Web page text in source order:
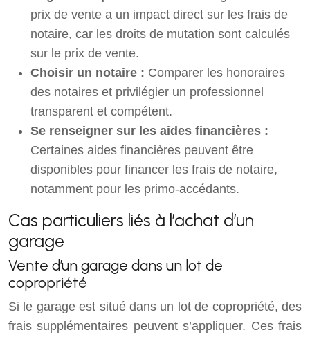
prix de vente a un impact direct sur les frais de
notaire, car les droits de mutation sont calculés
sur le prix de vente.
Choisir un notaire : Comparer les honoraires
des notaires et privilégier un professionnel
transparent et compétent.
Se renseigner sur les aides financières :
Certaines aides financières peuvent être
disponibles pour financer les frais de notaire,
notamment pour les primo-accédants.
Cas particuliers liés à l’achat d’un
garage
Vente d’un garage dans un lot de
copropriété
Si le garage est situé dans un lot de copropriété, des
frais supplémentaires peuvent s’appliquer. Ces frais